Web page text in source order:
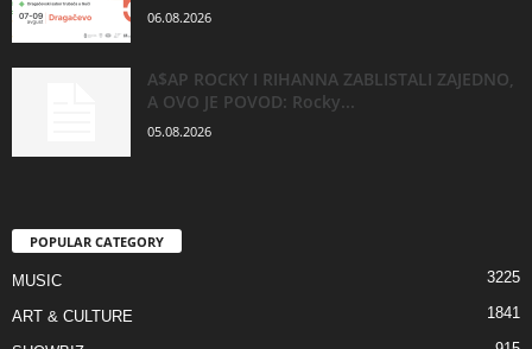
06.08.2026
A$AP ROCKY I RIHANNA ZABLISTALI ZAJEDNO,
A OVO JE POVOD: Rocky...
05.08.2026
POPULAR CATEGORY
MUSIC 3225
ART & CULTURE 1841